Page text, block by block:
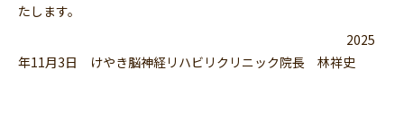
たします。
2025
年11月3日 けやき脳神経リハビリクリニック院長 林祥史